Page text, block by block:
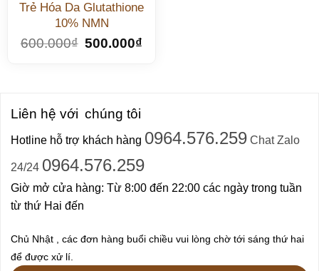
Trẻ Hóa Da Glutathione
10% NMN
600.000₫ 500.000₫
Liên hệ với chúng tôi
Hotline hỗ trợ khách hàng 0964.576.259Chat Zalo
24/24 0964.576.259
Giờ mở cửa hàng: Từ 8:00 đến 22:00 các ngày trong tuần
từ thứ Hai đến
Chủ Nhật , các đơn hàng buổi chiều vui lòng chờ tới sáng thứ hai
để được xử lí.